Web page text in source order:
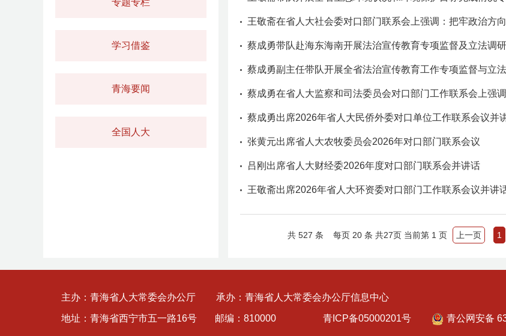
学习借鉴
青海要闻
全国人大
蔡成勇带队赴海东海南开展法治宣传教育专项监督及立法调
蔡成勇副主任带队开展全省法治宣传教育工作专项监督与立
蔡成勇出席2026年省人大民侨外委对口单位工作联系会议并
张黄元出席省人大农牧委员会2026年对口部门联系会议
吕刚出席省人大财经委2026年度对口部门联系会并讲话
王敬斋出席2026年省人大环资委对口部门工作联系会议并讲
共 527 条 每页 20 条 共27页 当前第 1 页 上一页 1
主办：青海省人大常委会办公厅 承办：青海省人大常委会办公厅信息中心
地址：青海省西宁市五一路16号 邮编：810000 青ICP备05000201号 青公网安备